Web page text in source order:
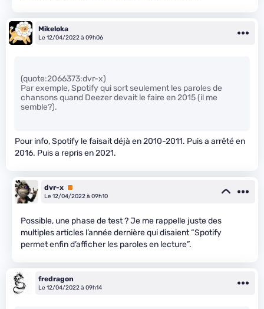
Mikeloka
Le 12/04/2022 à 09h06
(quote:2066373:dvr-x)
Par exemple, Spotify qui sort seulement les paroles de
chansons quand Deezer devait le faire en 2015 (il me
semble?).
Pour info, Spotify le faisait déjà en 2010-2011. Puis a arrêté en
2016. Puis a repris en 2021.
dvr-x Premium
Le 12/04/2022 à 09h10
Possible, une phase de test ? Je me rappelle juste des
multiples articles l’année dernière qui disaient “Spotify
permet enfin d’afficher les paroles en lecture”.
fredragon
Le 12/04/2022 à 09h14